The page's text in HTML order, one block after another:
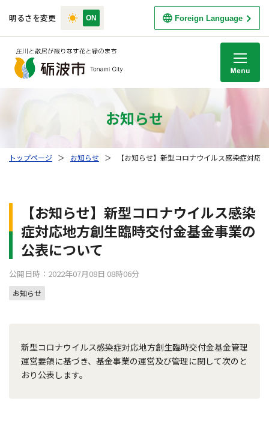
明るさを変更 Foreign Language
お知らせ
トップページ ＞ お知らせ ＞ 【お知らせ】新型コロナウイルス感染症対応
【お知らせ】新型コロナウイルス感染
症対応地方創生臨時交付金基金事業の
公表について
公開日時：2022年07月08日 08時06分
お知らせ
新型コロナウイルス感染症対応地方創生臨時交付金基金管理
運営要領に基づき、基金事業の運営及び管理に関して次のと
おり公表します。